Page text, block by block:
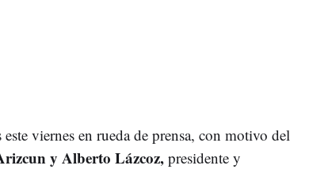
viernes en rueda de prensa, con motivo del
y Alberto Lázcoz,presidente y